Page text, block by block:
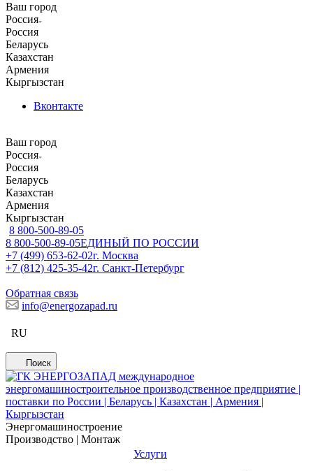
Ваш город
Россия
Россия
Беларусь
Казахстан
Армения
Кыргызстан
Вконтакте
Ваш город
Россия
Россия
Беларусь
Казахстан
Армения
Кыргызстан
8 800-500-89-05
8 800-500-89-05ЕДИНЫЙ ПО РОССИИ
+7 (499) 653-62-02г. Москва
+7 (812) 425-35-42г. Санкт-Петербург
Обратная связь
info@energozapad.ru
RU
Поиск
Энергомашиностроение
Производство | Монтаж
Услуги